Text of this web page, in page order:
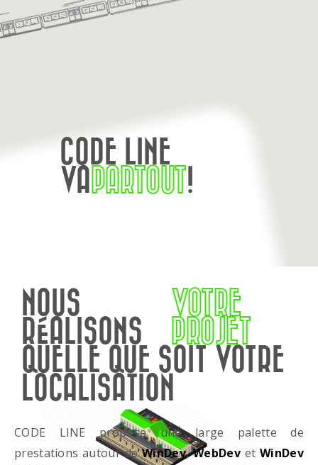
CODE LINE
VAPARTOUT!
NOUS
RÉALISONS
VOTRE
PROJET
QUELLE QUE SOIT VOTRE
LOCALISATION
CODE LINE propose une large palette de
prestations autour deWinDev,WebDevet WinDev